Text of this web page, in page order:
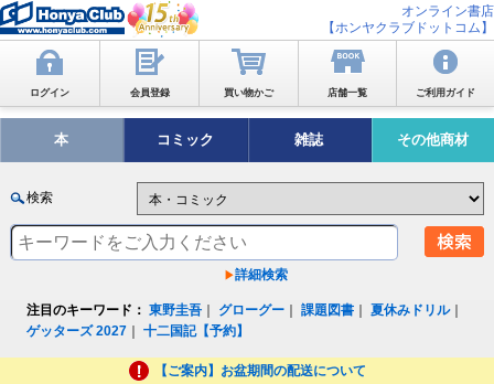
オンライン書店
【ホンヤクラブドットコム】
ログイン 会員登録 買い物かご 店舗一覧 ご利用ガイド
本 コミック 雑誌 その他商材
検索
詳細検索
注目のキーワード： 東野圭吾 グローグー ｜課題図書 ｜夏休みドリル｜
ゲッターズ 2027 ｜十二国記【予約】
【ご案内】お盆期間の配送について